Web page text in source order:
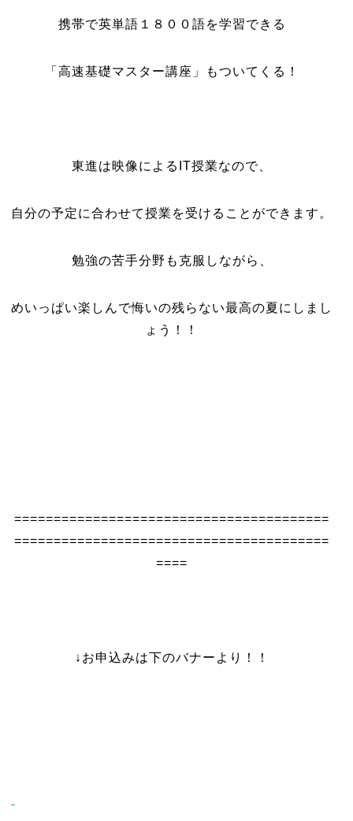
携帯で英単語１８００語を学習できる
「高速基礎マスター講座」もついてくる！
東進は映像によるIT授業なので、
自分の予定に合わせて授業を受けることができます。
勉強の苦手分野も克服しながら、
めいっぱい楽しんで悔いの残らない最高の夏にしまし
ょう！！
========================================
========================================
====
↓お申込みは下のバナーより！！